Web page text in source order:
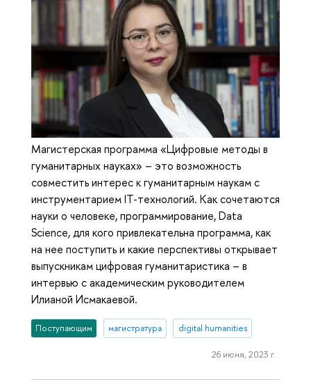
Магистерская программа «Цифровые методы в
гуманитарных науках» – это возможность
совместить интерес к гуманитарным наукам с
инструментарием IT-технологий. Как сочетаются
науки о человеке, программирование, Data
Science, для кого привлекательна программа, как
на нее поступить и какие перспективы открывает
выпускникам цифровая гуманитаристика – в
интервью с академическим руководителем
Илианой Исмакаевой.
Поступающим магистратура digital humanities
26 июня, 2023 г.